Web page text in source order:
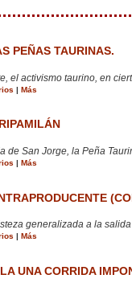
PEÑAS TAURINAS.
el activismo taurino, en
| Más
de San Jorge, la Peña
| Más
generalizada a la
| Más
UNA CORRIDA